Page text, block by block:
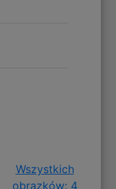
Wszystkich
obrazków: 4